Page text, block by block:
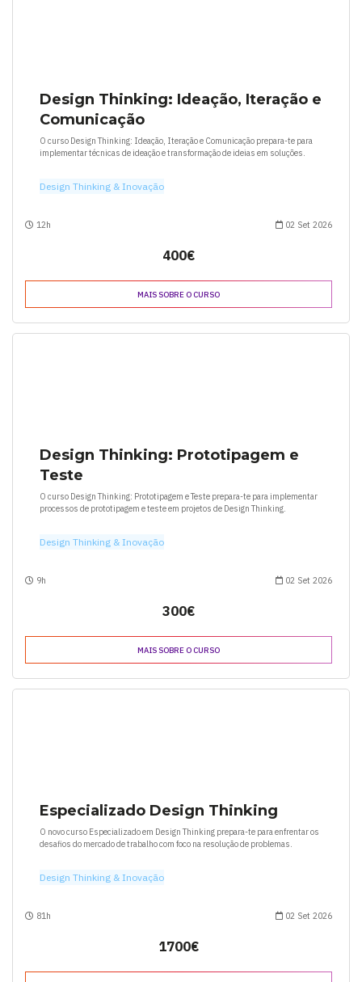
Design Thinking: Ideação, Iteração e
Comunicação
O curso Design Thinking: Ideação, Iteração e Comunicação prepara-te para
implementar técnicas de ideação e transformação de ideias em soluções.
Design Thinking & Inovação
12h 02 Set 2026
400€
MAIS SOBRE O CURSO
Design Thinking: Prototipagem e
Teste
O curso Design Thinking: Prototipagem e Teste prepara-te para implementar
processos de prototipagem e teste em projetos de Design Thinking.
Design Thinking & Inovação
9h 02 Set 2026
300€
MAIS SOBRE O CURSO
Especializado Design Thinking
O novo curso Especializado em Design Thinking prepara-te para enfrentar os
desafios do mercado de trabalho com foco na resolução de problemas.
Design Thinking & Inovação
81h 02 Set 2026
1700€